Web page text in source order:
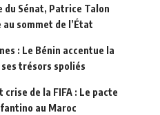
du Sénat, Patrice Talon
sommet de l’État
: Le Bénin accentue la
trésors spoliés
de la FIFA : Le pacte
au Maroc